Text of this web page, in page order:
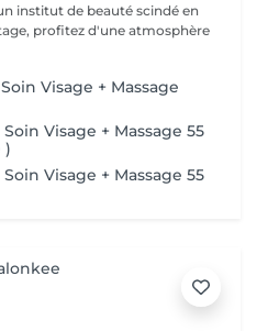
institut de beauté scindé en
Visage + Massage
Visage + Massage 55
)
Visage + Massage 55